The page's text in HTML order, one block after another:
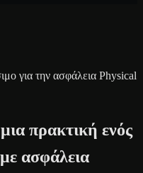
για την ασφάλεια Physical
πρακτική ενός
ασφάλεια